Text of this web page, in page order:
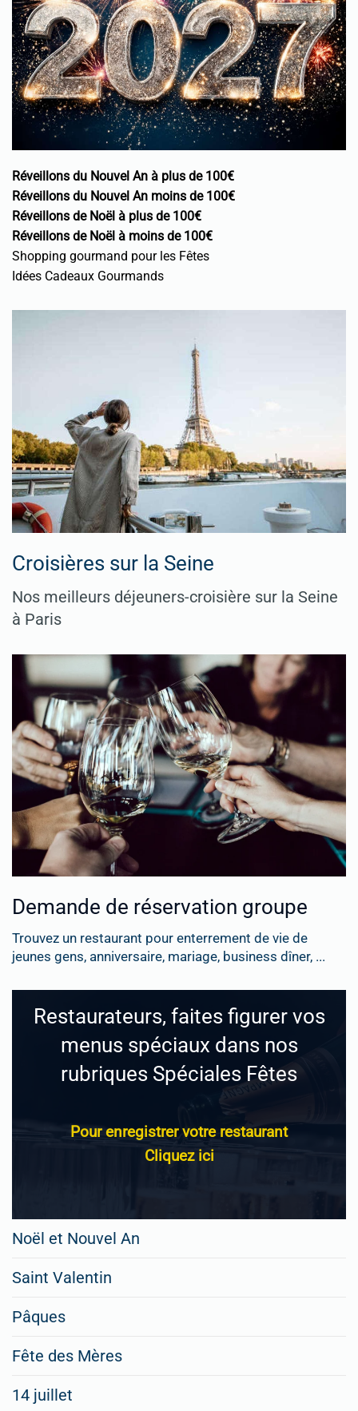
Réveillons du Nouvel An à plus de 100€
Réveillons du Nouvel An moins de 100€
Réveillons de Noël à plus de 100€
Réveillons de Noël à moins de 100€
Shopping gourmand pour les Fêtes
Idées Cadeaux Gourmands
Croisières sur la Seine
Nos meilleurs déjeuners-croisière sur la Seine
à Paris
Demande de réservation groupe
Trouvez un restaurant pour enterrement de vie de
jeunes gens, anniversaire, mariage, business dîner, ...
Restaurateurs, faites figurer vos
menus spéciaux dans nos
rubriques Spéciales Fêtes
Pour enregistrer votre restaurant
Cliquez ici
Noël et Nouvel An
Saint Valentin
Pâques
Fête des Mères
14 juillet